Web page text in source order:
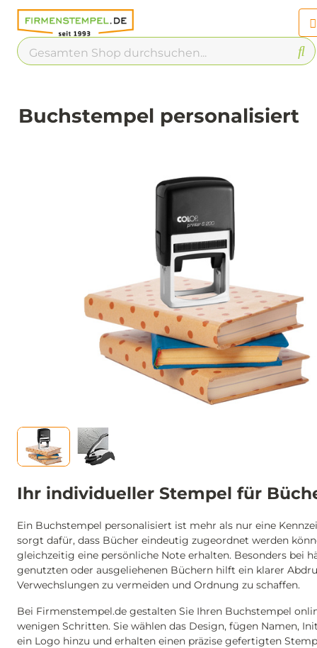
Chatten Sie 24/7 mit unserem
hilfreichen Chatbot
Buchstempel personalisiert
Ihr individueller Stempel für
Ein Buchstempel personalisiert ist mehr als nur eine
sorgt dafür, dass Bücher eindeutig zugeordnet werden
gleichzeitig eine persönliche Note erhalten. Besonders bei
genutzten oder ausgeliehenen Büchern hilft ein klarer
Verwechslungen zu vermeiden und Ordnung zu schaffen.
Bei Firmenstempel.de gestalten Sie Ihren Buchstempel
wenigen Schritten. Sie wählen das Design, fügen Namen,
ein Logo hinzu und erhalten einen präzise gefertigten